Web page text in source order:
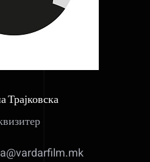
Трајковска